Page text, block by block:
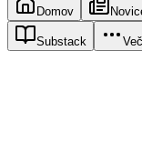
Domov
Substack Več